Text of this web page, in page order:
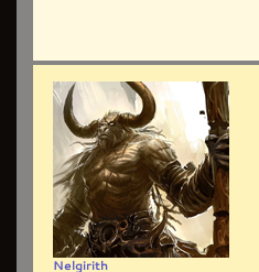
Nelgirith